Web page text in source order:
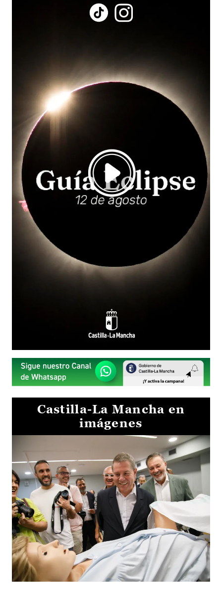
Castilla-La Mancha en
imágenes